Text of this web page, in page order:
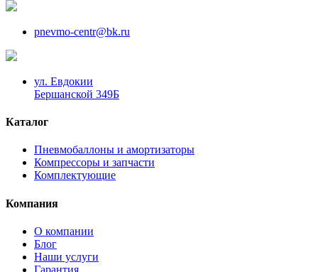
pnevmo-centr@bk.ru
ул. Евдокии
Бершанской 349Б
Каталог
Пневмобаллоны и амортизаторы
Компрессоры и запчасти
Комплектующие
Компания
О компании
Блог
Наши услуги
Гарантия